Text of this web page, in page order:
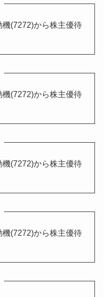
機(7272)から株主優待
機(7272)から株主優待
機(7272)から株主優待
機(7272)から株主優待